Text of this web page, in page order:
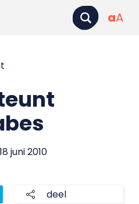
aA
juni 2010
deel